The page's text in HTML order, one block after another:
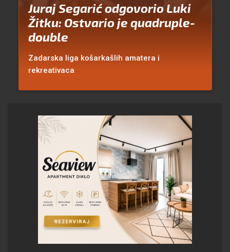
Juraj Segarić odgovorio Luki
Žitku: Ostvario je quadruple-
double
Zadarska liga košarkašlih amatera i
rekreativaca